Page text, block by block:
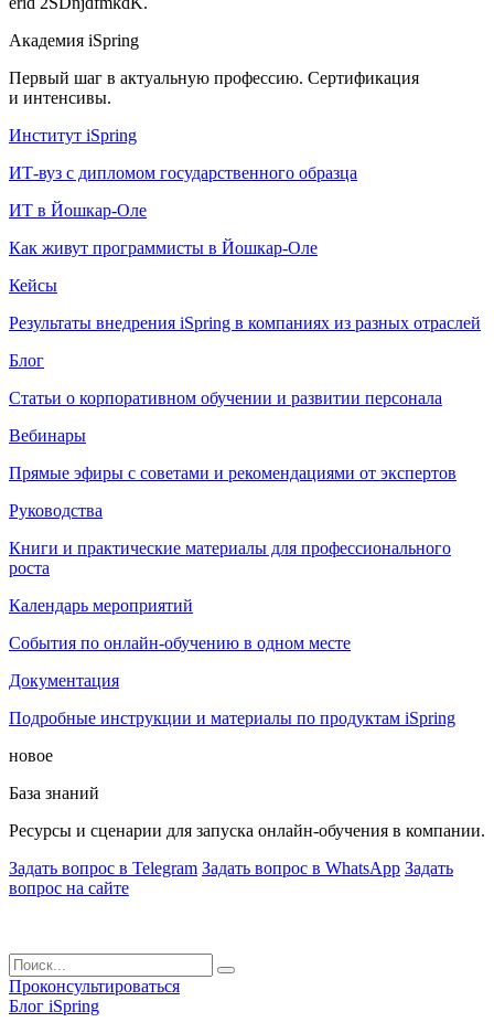
Академия iSpring
Первый шаг в актуальную профессию. Сертификация
и интенсивы.
Институт iSpring
ИТ-вуз с дипломом государственного образца
ИТ в Йошкар-Оле
Как живут программисты в Йошкар‑Оле
Кейсы
Результаты внедрения iSpring в компаниях из разных отраслей
Блог
Статьи о корпоративном обучении и развитии персонала
Вебинары
Прямые эфиры с советами и рекомендациями от экспертов
Руководства
Книги и практические материалы для профессионального
роста
Календарь мероприятий
События по онлайн-обучению в одном месте
Документация
Подробные инструкции и материалы по продуктам iSpring
новое
База знаний
Ресурсы и сценарии для запуска онлайн-обучения в компании.
Задать вопрос в Telegram Задать вопрос в WhatsApp Задать
вопрос на сайте
Проконсультироваться
Блог iSpring